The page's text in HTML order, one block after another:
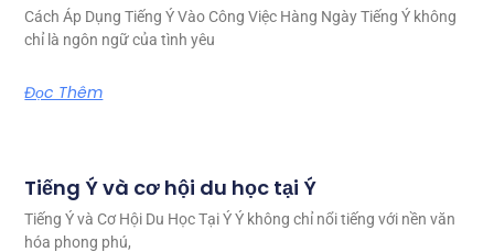
Cách Áp Dụng Tiếng Ý Vào Công Việc Hàng Ngày Tiếng Ý không
chỉ là ngôn ngữ của tình yêu
Đọc Thêm
Tiếng Ý và cơ hội du học tại Ý
Tiếng Ý và Cơ Hội Du Học Tại Ý Ý không chỉ nổi tiếng với nền văn
hóa phong phú,